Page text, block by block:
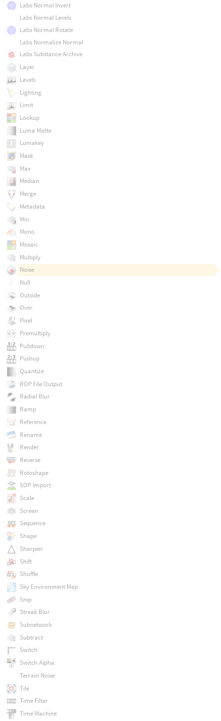
Labs Normal Invert
Labs Normal Levels
Labs Normal Rotate
Labs Normalize Normal
Labs Substance Archive
Layer
Levels
Lighting
Limit
Lookup
Luma Matte
Lumakey
Mask
Max
Median
Merge
Metadata
Min
Mono
Mosaic
Multiply
Noise
Null
Outside
Over
Pixel
Premultiply
Pulldown
Pushup
Quantize
ROP File Output
Radial Blur
Ramp
Reference
Rename
Render
Reverse
Rotoshape
SOP Import
Scale
Screen
Sequence
Shape
Sharpen
Shift
Shuffle
Sky Environment Map
Snip
Streak Blur
Subnetwork
Subtract
Switch
Switch Alpha
Terrain Noise
Tile
Time Filter
Time Machine